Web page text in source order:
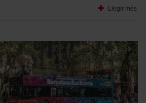
Llegir més